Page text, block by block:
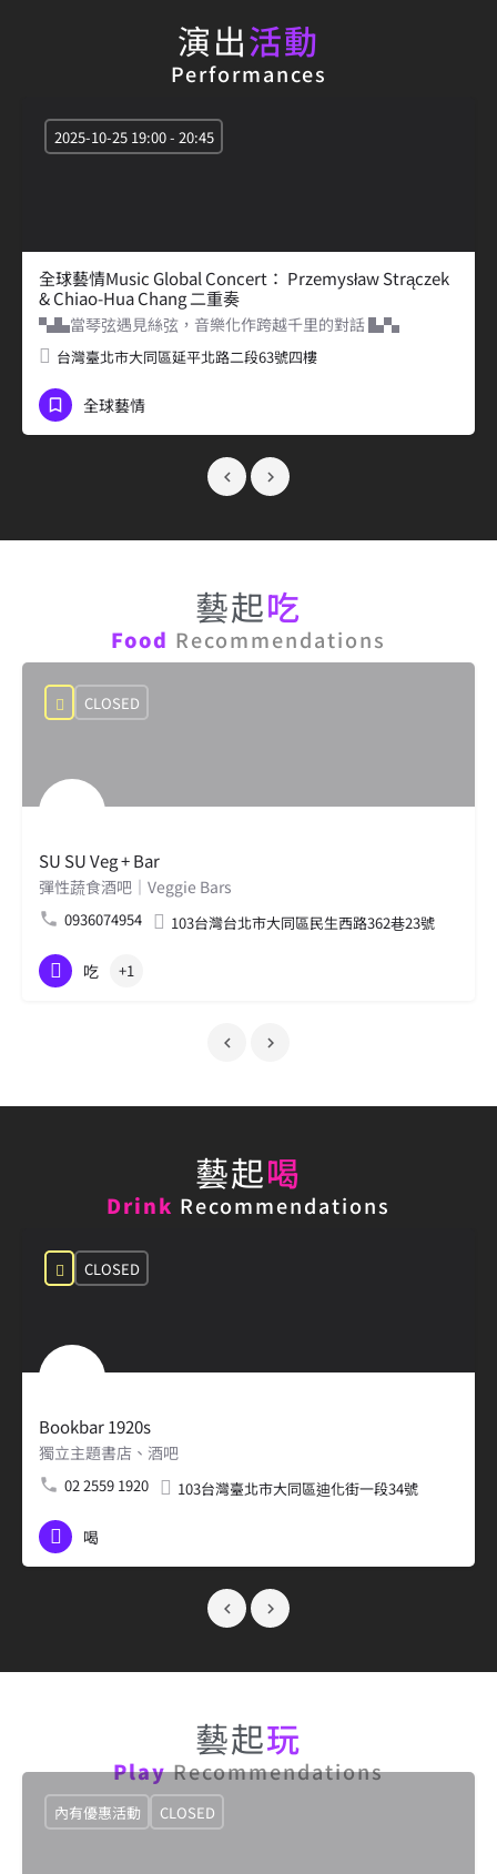
演出活動
Performances
全球藝情Music Global Concert： Przemysław Strączek
& Chiao-Hua Chang 二重奏
▚▙當琴弦遇見絲弦，音樂化作跨越千里的對話 ▙▚
台灣臺北市大同區延平北路二段63號四樓
2025-10-25 19:00 - 20:45
全球藝情
藝起吃
Food Recommendations
SU SU Veg + Bar
彈性蔬食酒吧｜Veggie Bars
0936074954 103台灣台北市大同區民生西路362巷23號
CLOSED
吃 +1
藝起喝
Drink Recommendations
Bookbar 1920s
獨立主題書店、酒吧
02 2559 1920 103台灣臺北市大同區迪化街一段34號
CLOSED
喝
藝起玩
PlayRecommendations
內有優惠活動 CLOSED